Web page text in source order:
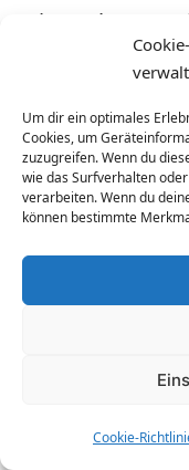
Um dir ein optimales
Cookies, um
zuzugreifen. Wenn du
wie das Surfverhalten
verarbeiten. Wenn du
können bestimmte
Cookie-
Die
ergibt sich aus
diesem
zwar unser
(TLS, SSL)
lediglich um
Authentizität,
Vertraulichkeit